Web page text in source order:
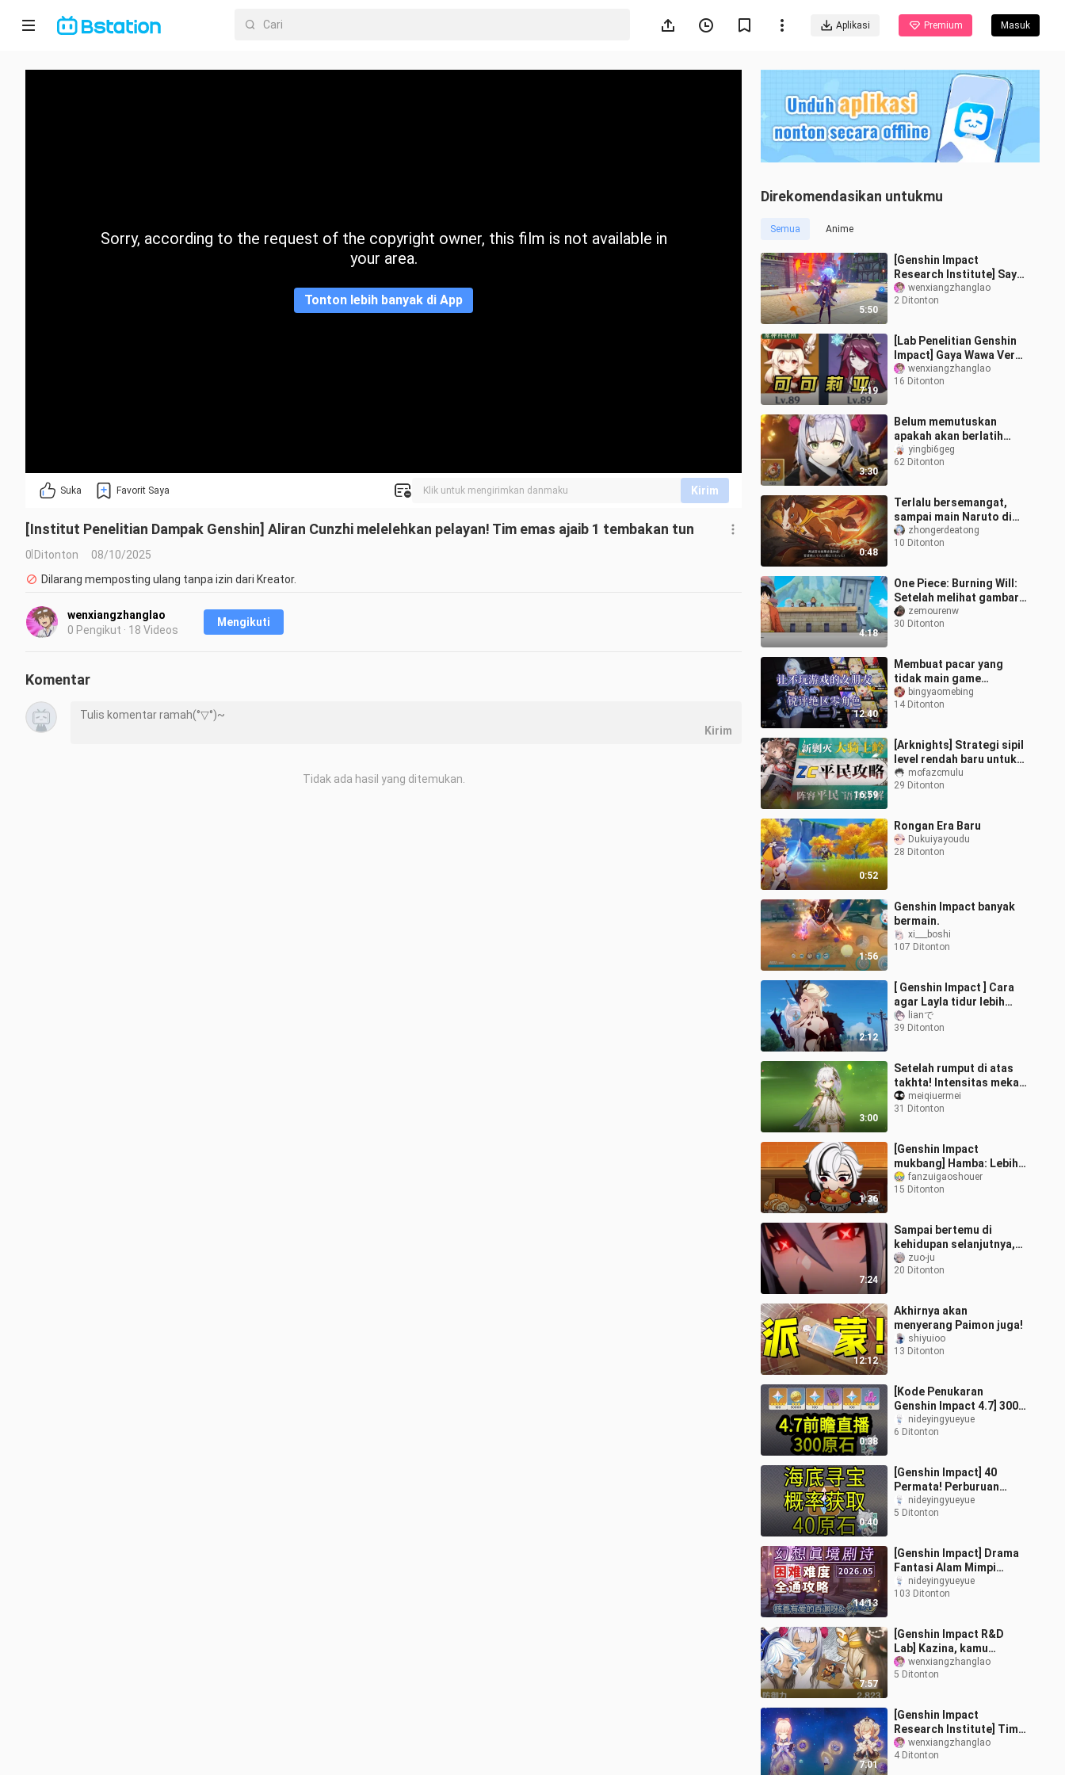
Aplikasi Premium Masuk
Halaman
KategoriSorry, according to the request of the copyright owner, this film is not available in
your area.
Tonton lebih banyak di App
Suka Favorit Saya Kirim
[Institut Penelitian Dampak Genshin] Aliran Cunzhi melelehkan pelayan! Tim emas ajaib 1 tembakan tun
0 Ditonton
08/10/2025
Dilarang memposting ulang tanpa izin dari Kreator.
wenxiangzhanglao
0 Pengikut · 18 Videos
Mengikuti
Direkomendasikan untukmu
Semua Anime
5:50
[Genshin Impact
Research Institute] Saya
menemukan pilot paling
menyenangkan dari Tim
wenxiangzhanglao
2 Ditonton
7:19
[Lab Penelitian Genshin
Impact] Gaya Wawa Versi
Cermin dari Keqing!
Teknik Double Diffusion
wenxiangzhanglao
16 Ditonton
3:30
Belum memutuskan
apakah akan berlatih
sebagai pelayan? Lihat
Permainan Monyet Bebas
yingbi6geg
62 Ditonton
0:48
Terlalu bersemangat,
sampai main Naruto di
Genshin Impact!
zhongerdeatong
10 Ditonton
4:18
One Piece: Burning Will:
Setelah melihat gambar
rahasia Topi Jerami
palsu, saya langsung
zemourenw
30 Ditonton
12:40
Membuat pacar yang
tidak main game
memberi kritik jitu
terhadap karakter
2
bingyaomebing
14 Ditonton
16:59
[Arknights] Strategi sipil
level rendah baru untuk
menghancurkan
"Pinggiran Wilayah
mofazcmulu
29 Ditonton
0:52
Rongan Era Baru
Dukuiyayoudu
28 Ditonton
1:56
Genshin Impact banyak
bermain.
xi___boshi
107 Ditonton
2:12
[ Genshin Impact ] Cara
agar Layla tidur lebih
nyenyak
lianで
39 Ditonton
3:00
Setelah rumput di atas
takhta! Intensitas mekar
Nilu meledak! Sipil 0
dewa rumput kehidupan
meiqiuermei
31 Ditonton
1:36
[Genshin Impact
mukbang] Hamba: Lebih
pendiam dalam situasi
diplomatik, tapi ini
fanzuigaoshouer
15 Ditonton
7:24
Sampai bertemu di
kehidupan selanjutnya,
Klevyzuo-ju
20 Ditonton
12:12
Akhirnya akan
menyerang Paimon juga!
shiyuioo
13 Ditonton
0:38
[Kode Penukaran
Genshin Impact 4.7] 300
Permata! Berakhir pukul
12:00 siang tanggal 25
nideyingyueyue
6 Ditonton
0:40
[Genshin Impact] 40
Permata! Perburuan
Harta Karun Bawah Laut!
Peluang
nideyingyueyue
5 Ditonton
14:13
[Genshin Impact] Drama
Fantasi Alam Mimpi
Mode Sulit (Mei 2026)
Api-Air-Rumput / Baru di
nideyingyueyue
103 Ditonton
7:57
[Genshin Impact R&D
Lab] Kazina, kamu
datang tepat waktu!
Mesin ganda tambah
wenxiangzhanglao
5 Ditonton
7:01
[Genshin Impact
Research Institute] Tim
Nasional Dewa Air Funina
0 kehidupan!
wenxiangzhanglao
4 Ditonton
Komentar
Kirim
Tidak ada hasil yang ditemukan.